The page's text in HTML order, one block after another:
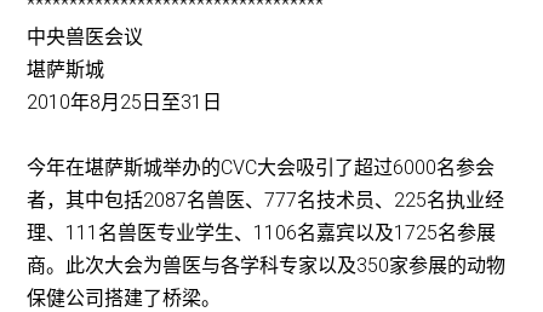
中央兽医会议
堪萨斯城
2010年8月25日至31日
今年在堪萨斯城举办的CVC大会吸引了超过6000名参会
者，其中包括2087名兽医、777名技术员、225名执业经
理、111名兽医专业学生、1106名嘉宾以及1725名参展
商。此次大会为兽医与各学科专家以及350家参展的动物
保健公司搭建了桥梁。